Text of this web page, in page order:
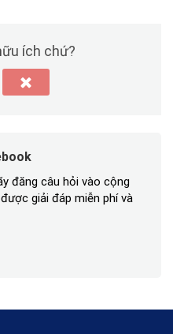
ích chứ?
đăng câu hỏi vào cộng
giải đáp miễn phí và